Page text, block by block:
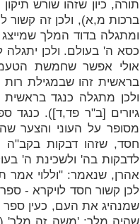
תורה, כיון שזהו שורש
ברכות מ,א), ולכן זה קשור
ומתגלה בדוד המלך
כסא ה' בעולם. ולכן
אולי אפשר שחמשת
בראשית זהו שבמגילת רות
ולכן מתגלה כנגד
גיורים [ב"ר פד,ד]). כנגד
מסופר על העוני והצער
חסד, שזהו דבקות בקב"ה
לדבקות בה' ולשכינת ה'
אהרן, שנאמר: "וללוי אמר
לכן קשור חסד לויקרא -
שמנהיג את העם, כעין